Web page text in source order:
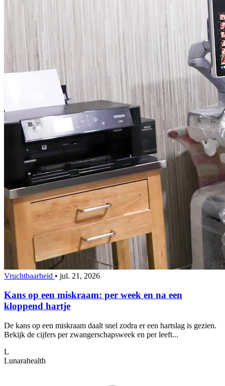
Vruchtbaarheid • jul. 21, 2026
Kans op een miskraam: per week en na een
kloppend hartje
De kans op een miskraam daalt snel zodra er een hartslag is gezien.
Bekijk de cijfers per zwangerschapsweek en per leeft...
L
Lunarahealth